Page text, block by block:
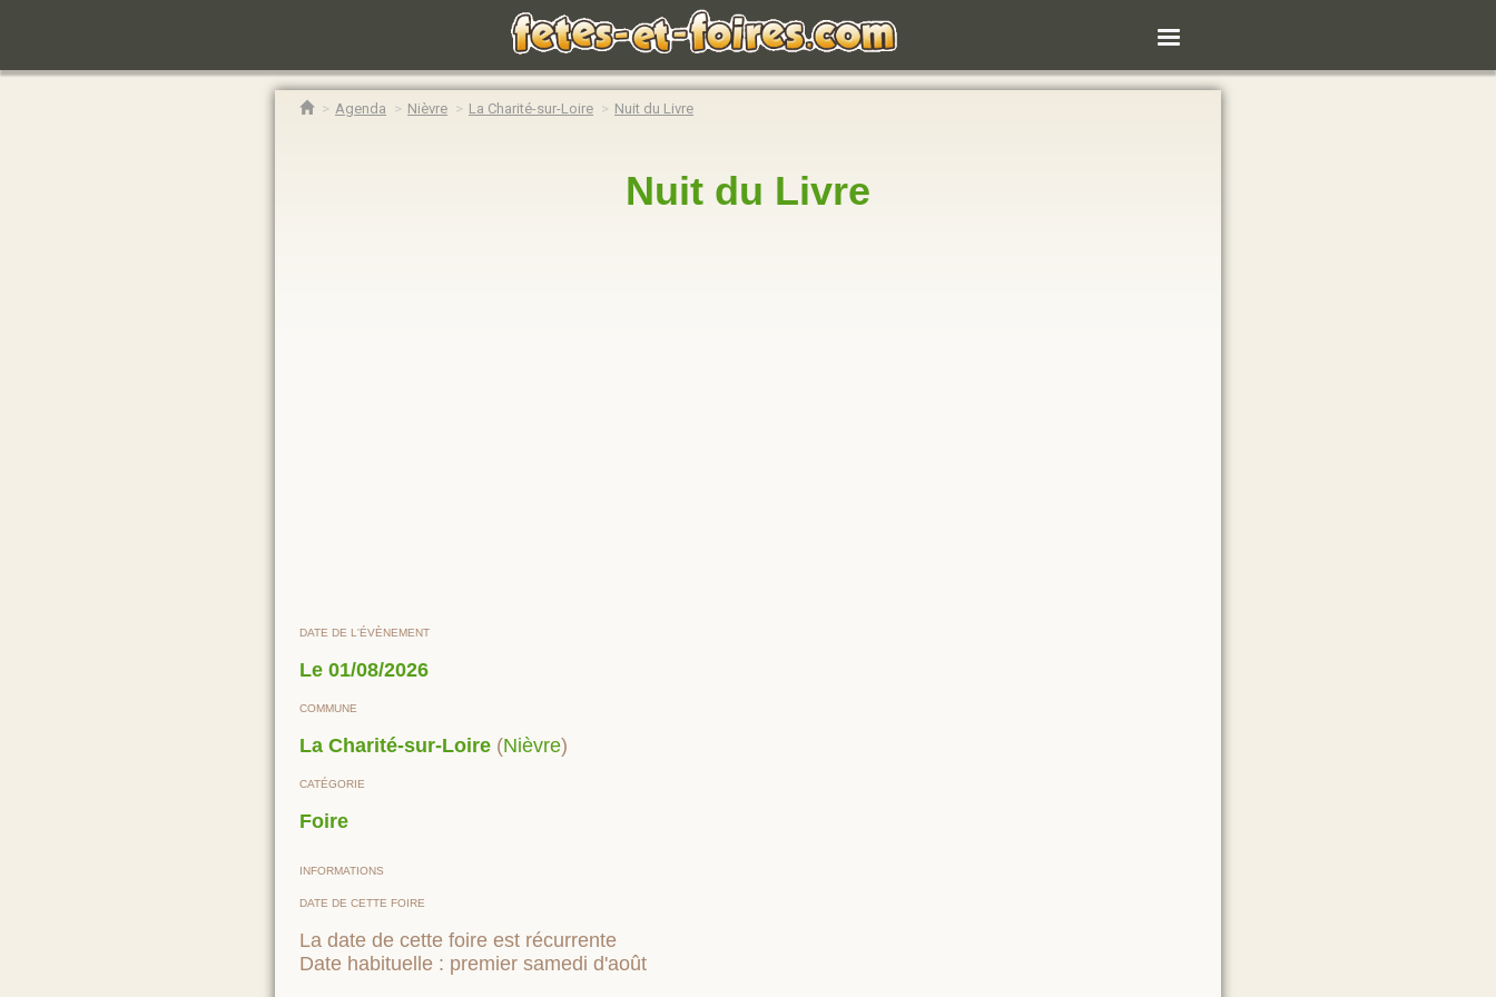
Agenda Nièvre La Charité-sur-Loire Nuit du Livre
Nuit du Livre
DATE DE L'ÉVÈNEMENT
Le 01/08/2026
COMMUNE
La Charité-sur-Loire (Nièvre)
CATÉGORIE
Foire
INFORMATIONS
DATE DE CETTE FOIRE
La date de cette foire est récurrente
Date habituelle : premier samedi d'août